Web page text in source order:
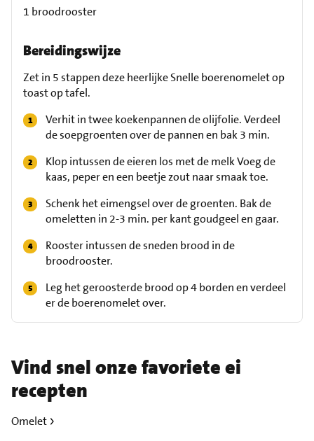
1 broodrooster
Bereidingswijze
Zet in 5 stappen deze heerlijke Snelle boerenomelet op
toast op tafel.
Verhit in twee koekenpannen de olijfolie. Verdeel
de soepgroenten over de pannen en bak 3 min.
Klop intussen de eieren los met de melk Voeg de
kaas, peper en een beetje zout naar smaak toe.
Schenk het eimengsel over de groenten. Bak de
omeletten in 2-3 min. per kant goudgeel en gaar.
Rooster intussen de sneden brood in de
broodrooster.
Leg het geroosterde brood op 4 borden en verdeel
er de boerenomelet over.
Vind snel onze favoriete ei
recepten
Omelet